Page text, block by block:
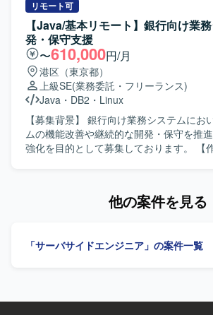
発環境】 ・Figmaを中心としたUIデザイン
イピング環境を想定しております。 ・v0
Claude Code、Cursor等のAIツールを併用
タイプの作成と検証を行う環境です。
対して演出で体験価値を引き上げる設計が
め、モバイルアプリのマイクロインタラ
ション設計のスキルを深く磨くことができ
バーとの協業を通じて、実装前提を踏まえ
リエイティブな表現提案にも携わっていただ
発環境】 Figma、After Effects、Notion、
ルを利用して業務を行います。
装、テストまで一連の工程をご担当いた
開発に関連する各種ドキュメントの作成
す。 【求める人物像】 モバイルアプリ開発において主体的
に設計から実装、テストまで対応できる方
す。関係者とコミュニケーションを取りな
ーザビリティを意識した開発ができる方を
す。 【ポジションの魅力】 金融系ネットバンキングサービ
スの開発に関わることで、大規模なユーザ
スのモバイルアプリ開発経験を積むこと
iOS/Androidいずれかの専門性を活かしつ
の知見も深めていただけます。 【開発環境】 iOS/Android
リモート可
【Java/基本リモート】銀行向け業
発・保守支援
〜610,000円/月
港区（東京都）
上級SE(業務委託・フリーランス)
Java ・ DB2 ・ Linux
【募集背景】 銀行向け業務システムにお
ムの機能改善や継続的な開発・保守を推
強化を目的として募集しております。 【作業内容】 銀行向
ます。調査・設計工程の比率が比較的高
率化を図っていただきます。 【求める人物像】 自ら調査や
保守まで一貫して携わることができます
他の案件を見る
「サーバサイドエンジニア」の案件一覧